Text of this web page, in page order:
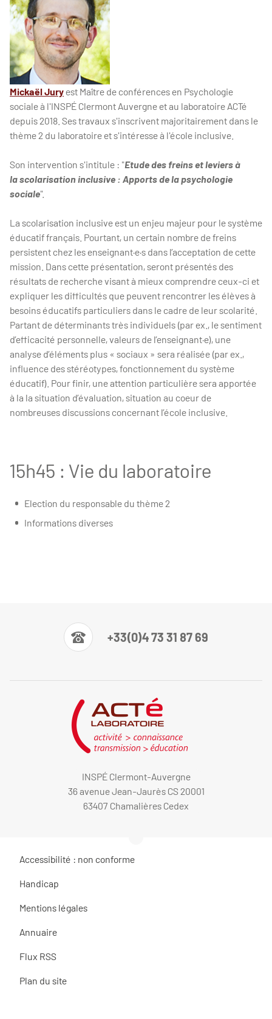
Mickaël Juryest Maître de conférences en Psychologie
sociale à l'INSPÉ Clermont Auvergne et au laboratoire ACTé
depuis 2018. Ses travaux s'inscrivent majoritairement dans le
thème 2 du laboratoire et s'intéresse à l'école inclusive.
Son intervention s'intitule : "Etude des freins et leviers à
la scolarisation inclusive : Apports de la psychologie
sociale".
La scolarisation inclusive est un enjeu majeur pour le système
éducatif français. Pourtant, un certain nombre de freins
persistent chez les enseignant·e·s dans l’acceptation de cette
mission. Dans cette présentation, seront présentés des
résultats de recherche visant à mieux comprendre ceux-ci et
expliquer les difficultés que peuvent rencontrer les élèves à
besoins éducatifs particuliers dans le cadre de leur scolarité.
Partant de déterminants très individuels (par ex., le sentiment
d’efficacité personnelle, valeurs de l’enseignant·e), une
analyse d’éléments plus « sociaux » sera réalisée (par ex.,
influence des stéréotypes, fonctionnement du système
éducatif). Pour finir, une attention particulière sera apportée
à la la situation d’évaluation, situation au coeur de
nombreuses discussions concernant l’école inclusive.
15h45 : Vie du laboratoire
Election du responsable du thème 2
Informations diverses
+33(0)4 73 31 87 69
INSPÉ Clermont-Auvergne
36 avenue Jean-Jaurès CS 20001
63407 Chamalières Cedex
Accessibilité : non conforme
Handicap
Mentions légales
Annuaire
Flux RSS
Plan du site